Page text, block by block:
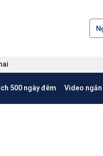
500 ngày đêm Video ngắn